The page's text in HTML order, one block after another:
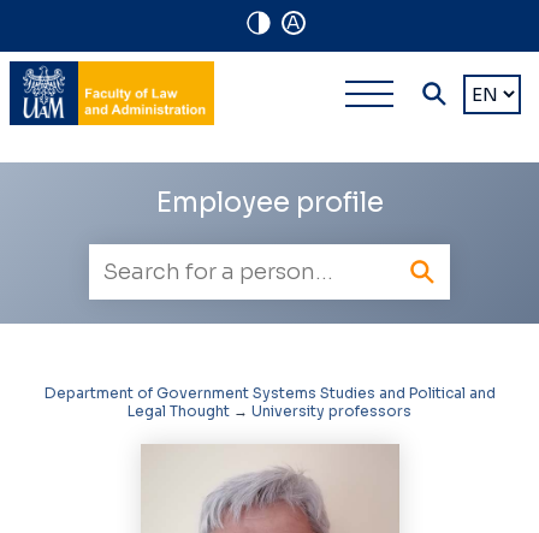
A
Navigation
shortcuts
Main
multi-
level
Choose
Employee profile
search
Department of Government Systems Studies and Political and
Legal Thought → University professors